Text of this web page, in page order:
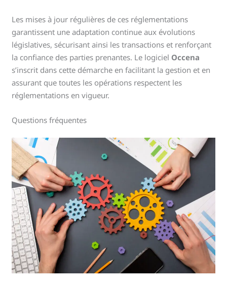
Les mises à jour régulières de ces réglementations
garantissent une adaptation continue aux évolutions
législatives, sécurisant ainsi les transactions et renforçant
la confiance des parties prenantes. Le logiciel Occena
s’inscrit dans cette démarche en facilitant la gestion et en
assurant que toutes les opérations respectent les
réglementations en vigueur.
Questions fréquentes